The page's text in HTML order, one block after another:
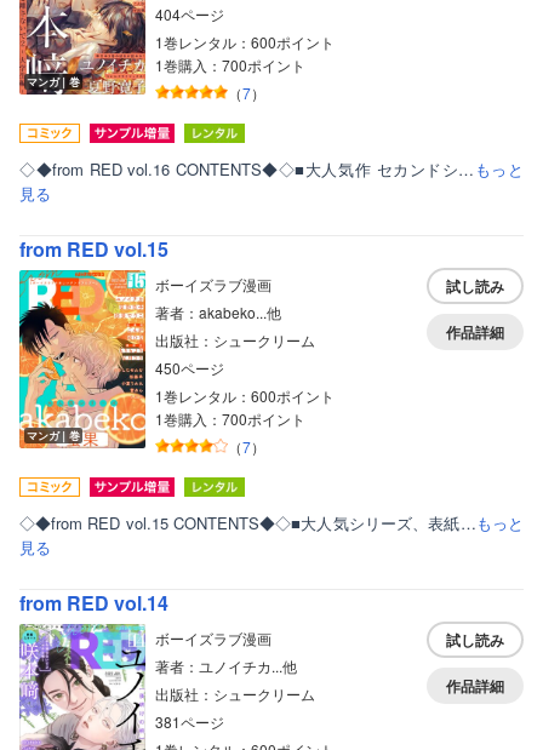
マンガ｜巻
404ページ
1巻レンタル：600ポイント
1巻購入：700ポイント
（7）
◇◆from RED vol.16 CONTENTS◆◇■大人気作 セカンドシ… もっと
見る
from RED vol.15
マンガ｜巻
ボーイズラブ漫画
著者：akabeko...他
出版社：シュークリーム
450ページ
1巻レンタル：600ポイント
1巻購入：700ポイント
（7）
試し読み
作品詳細
◇◆from RED vol.15 CONTENTS◆◇■大人気シリーズ、表紙…もっと
見る
from RED vol.14
ボーイズラブ漫画
著者：ユノイチカ...他
出版社：シュークリーム
381ページ
試し読み
作品詳細